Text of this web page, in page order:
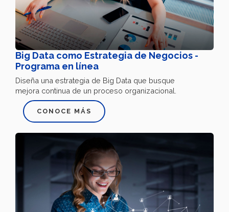
Big Data como Estrategia de Negocios -
Programa en línea
Diseña una estrategia de Big Data que busque
mejora continua de un proceso organizacional.
CONOCE MÁS